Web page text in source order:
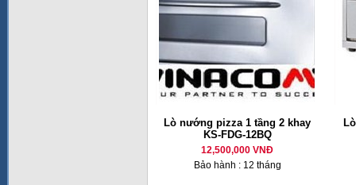
Lò nướng pizza 1 tầng 2 khay
KS-FDG-12BQ
12,500,000 VNĐ
Bảo hành : 12 tháng